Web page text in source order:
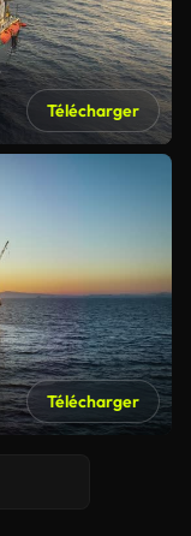
Télécharger
Télécharger